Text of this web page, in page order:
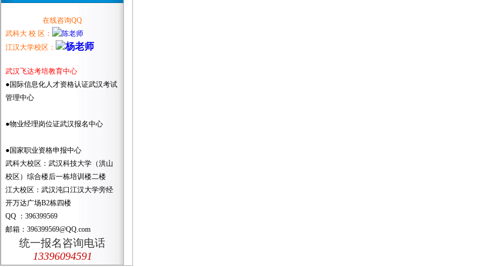
在线咨询QQ
武科大 校 区：
江汉大学校区：
武汉飞达考培教育中心
●国际信息化人才资格认证武汉考试
管理中心
●物业经理岗位证武汉报名中心
●国家职业资格申报中心
武科大校区：武汉科技大学（洪山
校区）综合楼后一栋培训楼二楼
江大校区：武汉沌口江汉大学旁经
开万达广场B2栋四楼
QQ ：396399569
邮箱：396399569@QQ.com
统一报名咨询电话
13396094591